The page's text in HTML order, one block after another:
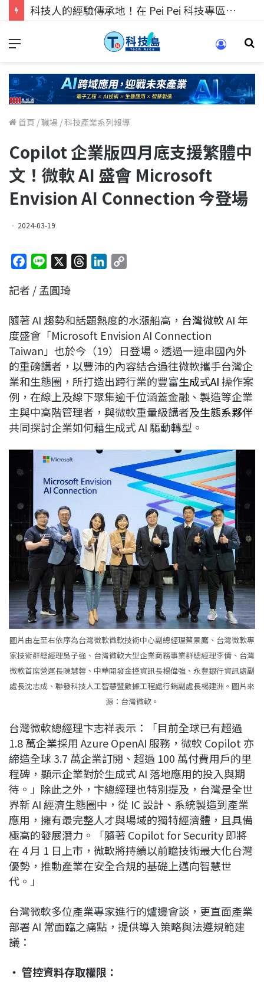
科技人的經驗傳承地！在 Pei Pei 科技專區，與學弟妹交流最硬核的技術
首頁 /職場 /科技產業系列報導
Copilot 企業版四月底支援繁體中
文！微軟 AI 盛會 Microsoft
Envision AI Connection 今登場
2024-03-19
c
b
o
o
k
n
a
d
e
d
I
n
L
i
n
k
記者 / 孟圓琦
隨著 AI 趨勢和話題熱度的水漲船高， 台灣微軟AI 年
度盛會「Microsoft Envision AI Connection
Taiwan」也於今（19）日登場。透過一連串國內外
的重磅講者，以豐沛的內容結合過往微軟攜手台灣企
業和生態圈，所打造出跨行業的豐富生成式AI操作案
例，在線上及線下聚集逾千位涵蓋金融、製造等企業
主與中高階管理者，與微軟重量級講者及生態系夥伴
共同探討企業如何藉生成式 AI 驅動轉型。
圖片由左至右依序為台灣微軟微軟技術中心副總經理蔡景鷹、台灣微軟專
家技術群總經理吳子強、台灣微軟大型企業商務事業群總經理李倩、台灣
微軟首席營運長陳慧蓉、中華開發金控資訊長楊偉強、永豐銀行資訊處副
處長沈志成、聯發科技人工智慧暨數據工程處行銷副處長楊建洲。圖片來
源：台灣微軟。
台灣微軟總經理卞志祥表示：「目前全球已有超過
1.8 萬企業採用 Azure OpenAI 服務，微軟 Copilot 亦
締造全球 3.7 萬企業訂閱、超過 100 萬付費用戶的里
程碑，顯示企業對於生成式 AI 落地應用的投入與期
待。」除此之外，卞總經理也特別提及，台灣是全世
界新 AI 經濟生態圈中，從 IC 設計、系統製造到產業
應用，擁有最完整人才與場域的獨特經濟體，且具備
極高的發展潛力。「隨著 Copilot for Security 即將
在 4 月 1 日上市，微軟將持續以前瞻技術最大化台灣
優勢，推動產業在安全合規的基礎上邁向智慧世
代。」
台灣微軟多位產業專家進行的爐邊會談，更直面產業
部署 AI 常面臨之痛點，提供導入策略與法遵規範建
議：
‧ 管控資料存取權限：